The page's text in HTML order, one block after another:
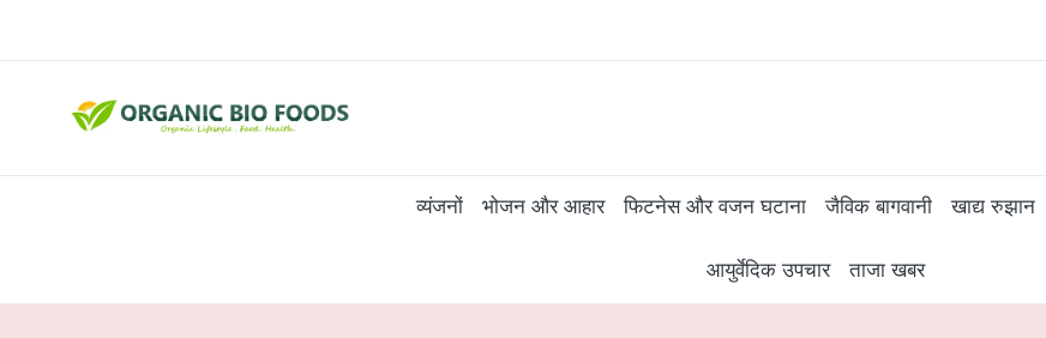
व्यंजनों भोजन और आहार फिटनेस और वजन घटाना जैविक बागवानी खाद्य रुझान
आयुर्वेदिक उपचार ताजा खबर